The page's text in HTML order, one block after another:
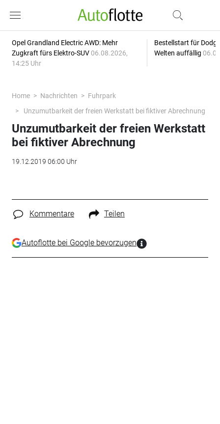
Opel Grandland Electric AWD: Mehr
Zugkraft fürs Elektro-SUV 06.08.2026,
14:25 Uhr
Bestellstart für
Welten auffällig
Home Nachrichten
Fuhrpark
Unzumutbarkeit der freien Werkstatt bei fiktiver Abrechnung
Unzumutbarkeit der freien Werkstatt
bei fiktiver Abrechnung
19.12.2019 06:00 Uhr
Kommentare Teilen
Autoflotte bei Google bevorzugen